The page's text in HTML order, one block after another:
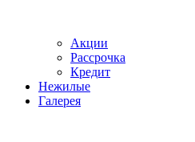
Акции
Рассрочка
Кредит
Нежилые
Галерея